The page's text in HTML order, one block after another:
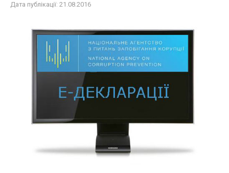
Дата публікації: 21.08.2016